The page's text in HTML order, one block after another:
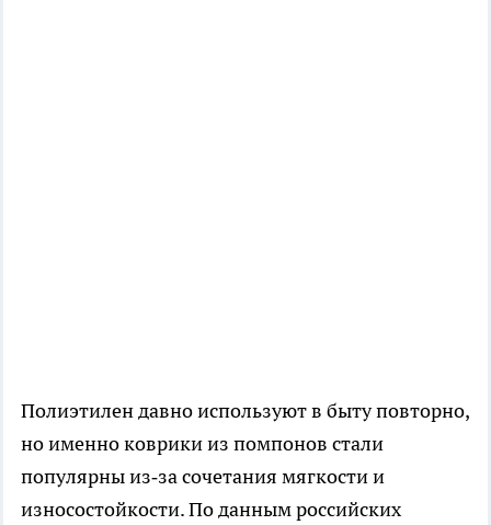
Полиэтилен давно используют в быту повторно,
но именно коврики из помпонов стали
популярны из‑за сочетания мягкости и
износостойкости. По данным российских